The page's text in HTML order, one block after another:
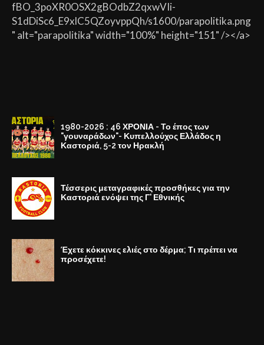
fBO_3poXR0OSX2gBOdbZ2qxwVIi-
S1dDiSc6_E9xlC5QZoyvppQh/s1600/parapolitika.png
" alt="parapolitika" width="100%" height="151" /></a>
1980-2026 : 46 ΧΡΟΝΙΑ - Το έπος των
"γουναράδων"- Κυπελλούχος Ελλάδος η
Καστοριά, 5-2 τον Ηρακλή
Τέσσερις μεταγραφικές προσθήκες για την
Καστοριά ενόψει της Γ' Εθνικής
Έχετε κόκκινες ελιές στο δέρμα; Τι πρέπει να
προσέχετε!